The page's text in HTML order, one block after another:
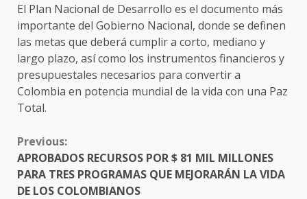
El Plan Nacional de Desarrollo es el documento más
importante del Gobierno Nacional, donde se definen
las metas que deberá cumplir a corto, mediano y
largo plazo, así como los instrumentos financieros y
presupuestales necesarios para convertir a
Colombia en potencia mundial de la vida con una Paz
Total.
CONTINUE
READING
Previous:
APROBADOS RECURSOS POR $ 81 MIL MILLONES
PARA TRES PROGRAMAS QUE MEJORARÁN LA VIDA
DE LOS COLOMBIANOS